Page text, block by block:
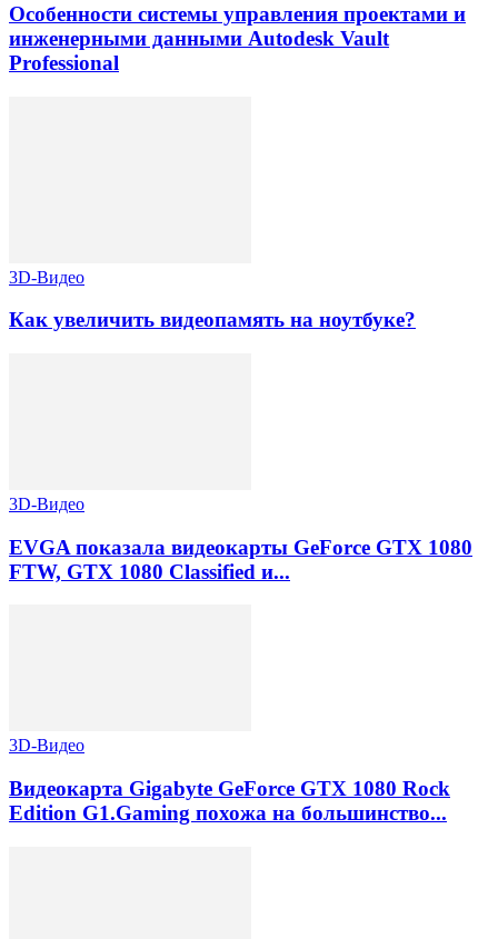
Особенности системы управления проектами и
инженерными данными Autodesk Vault
Professional
3D-Видео
Как увеличить видеопамять на ноутбуке?
3D-Видео
EVGA показала видеокарты GeForce GTX 1080
FTW, GTX 1080 Classified и...
3D-Видео
Видеокарта Gigabyte GeForce GTX 1080 Rock
Edition G1.Gaming похожа на большинство...